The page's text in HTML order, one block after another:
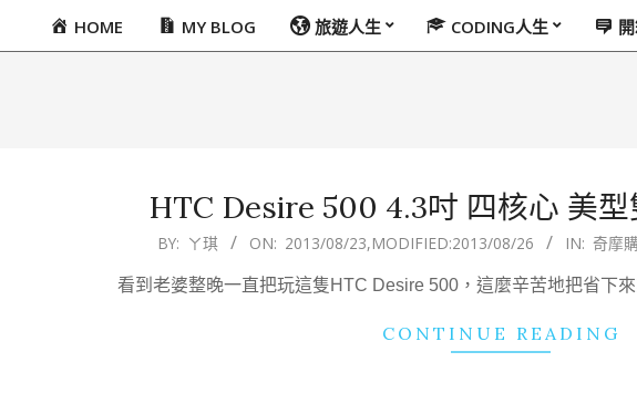
PrimaryHOME MY BLOG 旅遊人生 CODING人生
HTC Desire 500 4.3吋 四核心 美
BY: ㄚ琪 ON: 2013/08/23,MODIFIED:2013/08/26 IN: 奇摩
看到老婆整晚一直把玩這隻HTC Desire 500，這麼辛苦地把省下
CONTINUE READING